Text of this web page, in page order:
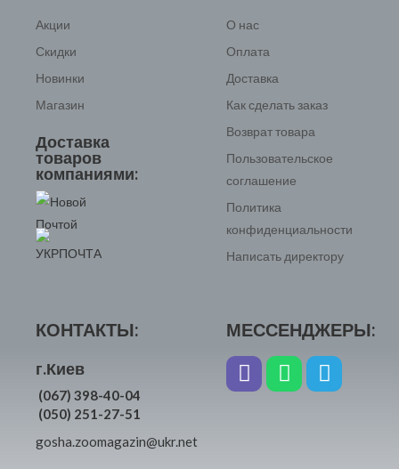
Акции
Скидки
Новинки
Магазин
Доставка
товаров
компаниями:
О нас
Оплата
Доставка
Как сделать заказ
Возврат товара
Пользовательское
соглашение
Политика
конфиденциальности
Написать директору
КОНТАКТЫ:
г.Киев
(067) 398-40-04
(050) 251-27-51
gosha.zoomagazin@ukr.net
МЕССЕНДЖЕРЫ: